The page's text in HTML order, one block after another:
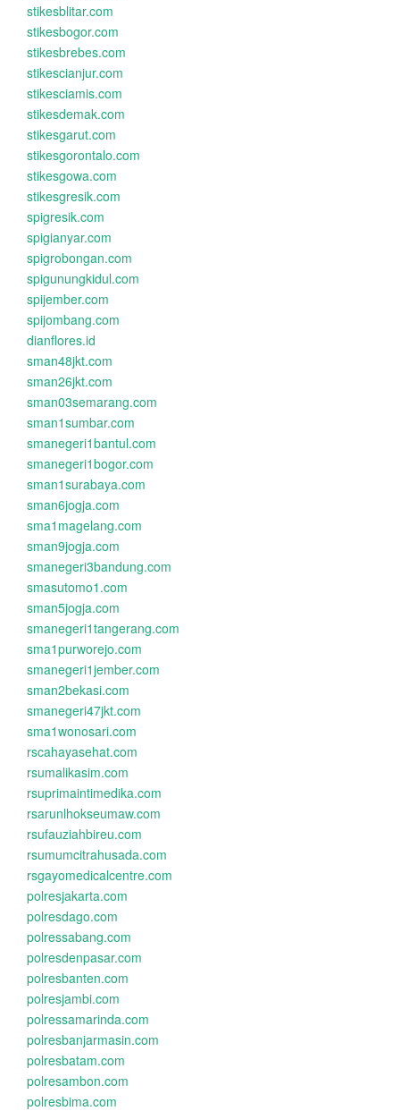
stikesblitar.com
stikesbogor.com
stikesbrebes.com
stikescianjur.com
stikesciamis.com
stikesdemak.com
stikesgarut.com
stikesgorontalo.com
stikesgowa.com
stikesgresik.com
spigresik.com
spigianyar.com
spigrobongan.com
spigunungkidul.com
spijember.com
spijombang.com
dianflores.id
sman48jkt.com
sman26jkt.com
sman03semarang.com
sman1sumbar.com
smanegeri1bantul.com
smanegeri1bogor.com
sman1surabaya.com
sman6jogja.com
sma1magelang.com
sman9jogja.com
smanegeri3bandung.com
smasutomo1.com
sman5jogja.com
smanegeri1tangerang.com
sma1purworejo.com
smanegeri1jember.com
sman2bekasi.com
smanegeri47jkt.com
sma1wonosari.com
rscahayasehat.com
rsumalikasim.com
rsuprimaintimedika.com
rsarunlhokseumaw.com
rsufauziahbireu.com
rsumumcitrahusada.com
rsgayomedicalcentre.com
polresjakarta.com
polresdago.com
polressabang.com
polresdenpasar.com
polresbanten.com
polresjambi.com
polressamarinda.com
polresbanjarmasin.com
polresbatam.com
polresambon.com
polresbima.com